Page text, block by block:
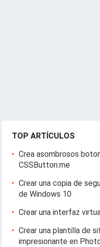
TOP ARTÍCULOS
Crea asombrosos
CSSButton.me
Crear una copia de
de Windows 10
Crear una interfaz
Crear una plantilla de
impresionante en